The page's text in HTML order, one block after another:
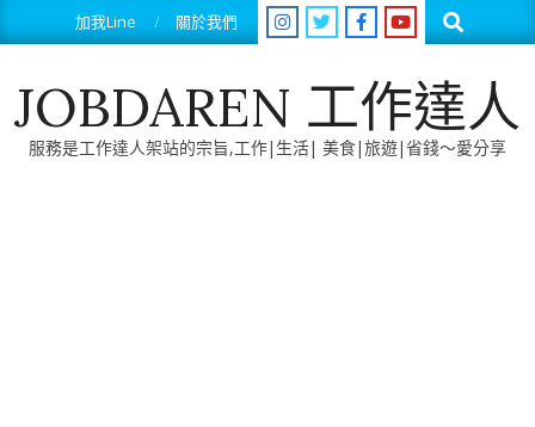
to
加我Line 關於我們 Search
JOBDAREN 工作達人
服務是工作達人架站的宗旨,工作|生活| 美食|旅遊|省錢～愛分享